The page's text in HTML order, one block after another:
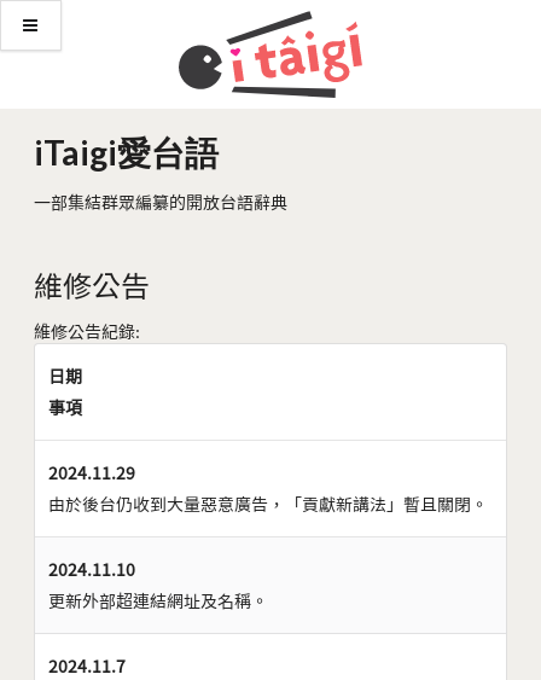
iTaigi愛台語
一部集結群眾編纂的開放台語辭典
維修公告
維修公告紀錄:
日期
事項
2024.11.29
由於後台仍收到大量惡意廣告，「貢獻新講法」暫且關閉。
2024.11.10
更新外部超連結網址及名稱。
2024.11.7